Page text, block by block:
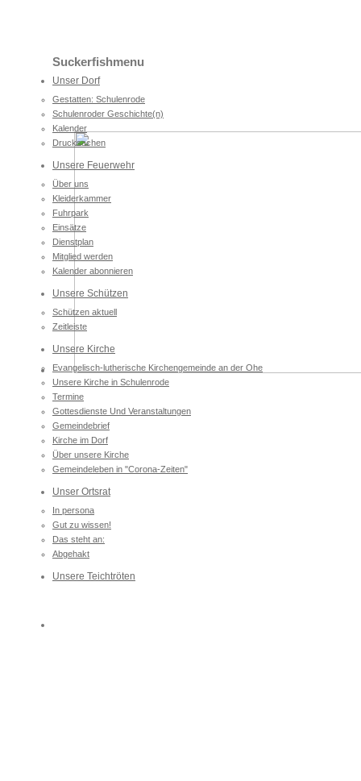
Suckerfishmenu
Unser Dorf
Gestatten: Schulenrode
Schulenroder Geschichte(n)
Kalender
Drucksachen
Unsere Feuerwehr
Über uns
Kleiderkammer
Fuhrpark
Einsätze
Dienstplan
Mitglied werden
Kalender abonnieren
Unsere Schützen
Schützen aktuell
Zeitleiste
Unsere Kirche
Evangelisch-lutherische Kirchengemeinde an der Ohe
Unsere Kirche in Schulenrode
Termine
Gottesdienste Und Veranstaltungen
Gemeindebrief
Kirche im Dorf
Über unsere Kirche
Gemeindeleben in "Corona-Zeiten"
Unser Ortsrat
In persona
Gut zu wissen!
Das steht an:
Abgehakt
Unsere Teichtröten